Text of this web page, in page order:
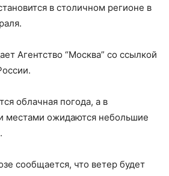
в столичном регионе в
Агентство “Москва” со ссылкой
облачная погода, а в
местами ожидаются небольшие
сообщается, что ветер будет